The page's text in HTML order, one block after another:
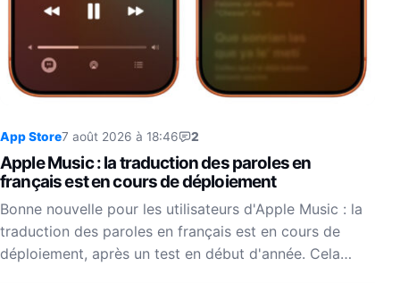
App Store7 août 2026 à 18:46 2
Apple Music : la traduction des paroles en
français est en cours de déploiement
Bonne nouvelle pour les utilisateurs d'Apple Music : la
traduction des paroles en français est en cours de
déploiement, après un test en début d'année. Cela…